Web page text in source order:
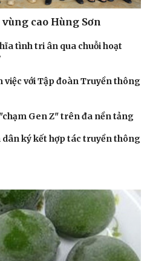
cao Hùng Sơn
tình tri ân qua chuỗi hoạt
việc với Tập đoàn Truyền thông
Gen Z" trên đa nền tảng
dân ký kết hợp tác truyền thông